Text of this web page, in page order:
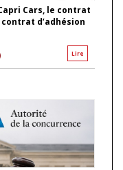
Cars, le contrat
d’adhésion
Lire